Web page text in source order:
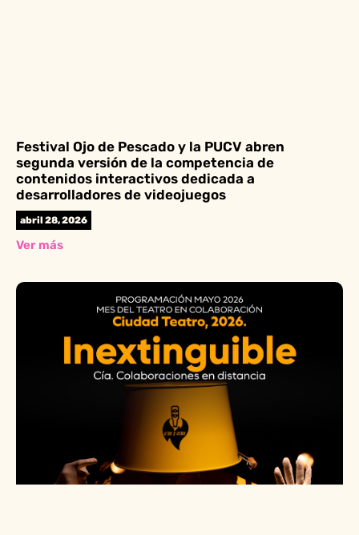
Festival Ojo de Pescado y la PUCV abren
segunda versión de la competencia de
contenidos interactivos dedicada a
desarrolladores de videojuegos
abril 28, 2026
Ver más